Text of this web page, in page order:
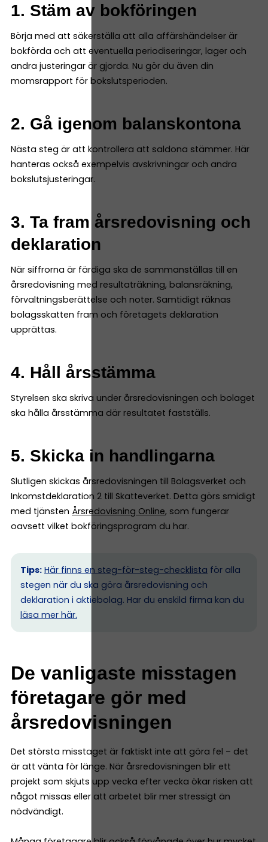
1. Stäm av bokföringen
Börja med att säkerställa att alla affärshändelser är
bokförda och att eventuella periodiseringar, lager och
andra justeringar är gjorda. Nu gör du även din
momsrapport för bokslutsperioden.
2. Gå igenom balanskontona
Nästa steg är att kontrollera att saldona stämmer. Här
hanteras också exempelvis avskrivningar och andra
bokslutsjusteringar.
3. Ta fram årsredovisning och
deklaration
När siffrorna är färdiga ska de sammanställas till en
årsredovisning med resultaträkning, balansräkning,
förvaltningsberättelse och noter. Samtidigt räknas
bolagsskatten fram och företagets deklaration
upprättas.
4. Håll årsstämma
Styrelsen ska skriva under årsredovisningen och bolaget
ska hålla årsstämma där resultatet fastställs.
5. Skicka in handlingarna
Slutligen skickas årsredovisningen till Bolagsverket och
Inkomstdeklaration 2 till Skatteverket. Detta görs smidigt
med tjänsten Årsredovisning Online, som fungerar
oavsett vilket bokföringsprogram du har.
Tips: Här finns en steg-för-steg-checklista för alla
stegen när du ska göra årsredovisning och
deklaration i aktiebolag. Har du enskild firma kan du
läsa mer här.
De vanligaste misstagen
företagare gör med
årsredovisningen
Det största misstaget är faktiskt inte att göra fel – det
är att vänta för länge. När årsredovisningen blir ett
projekt som skjuts upp vecka efter vecka ökar risken att
något missas eller att arbetet blir mer stressigt än
nödvändigt.